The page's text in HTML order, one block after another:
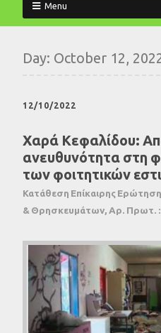
Menu
Day: October 12,
12/10/2022
Χαρά Κεφαλίδου:
ανευθυνότητα στη
των φοιτητικών
Κατάθεση Επίκαιρης
& Θρησκευμάτων, Αρ. Πρωτ.